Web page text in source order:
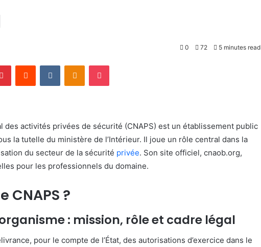
0 72 5 minutes read
PinterestReddit VKontakteOdnoklassniki
Pocket
des activités privées de sécurité (CNAPS) est un établissement public
la tutelle du ministère de l’Intérieur. Il joue un rôle central dans la
du secteur de la sécurité privée. Son site officiel, cnaob.org,
pour les professionnels du domaine.
CNAPS ?
: mission, rôle et cadre légal
pour le compte de l’État, des autorisations d’exercice dans le